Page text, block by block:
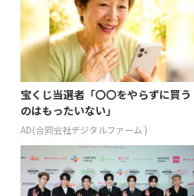
宝くじ当選者「〇〇をやらずに買う
のはもったいない」
AD(合同会社デジタルファーム )